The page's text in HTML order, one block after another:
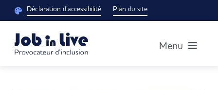
Passer
au
contenu
Déclaration d’accessibilité Plan du site
Menu